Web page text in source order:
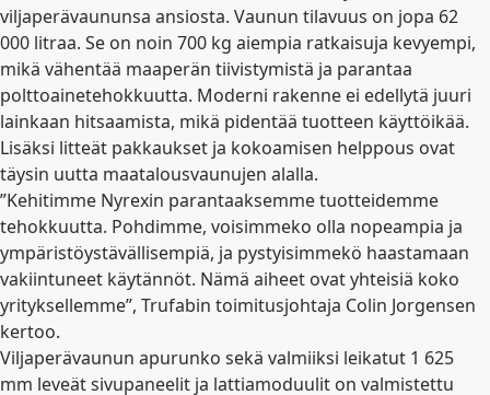
viljaperävaununsa ansiosta. Vaunun tilavuus on jopa 62
000 litraa. Se on noin 700 kg aiempia ratkaisuja kevyempi,
mikä vähentää maaperän tiivistymistä ja parantaa
polttoainetehokkuutta. Moderni rakenne ei edellytä juuri
lainkaan hitsaamista, mikä pidentää tuotteen käyttöikää.
Lisäksi litteät pakkaukset ja kokoamisen helppous ovat
täysin uutta maatalousvaunujen alalla.
”Kehitimme Nyrexin parantaaksemme tuotteidemme
tehokkuutta. Pohdimme, voisimmeko olla nopeampia ja
ympäristöystävällisempiä, ja pystyisimmekö haastamaan
vakiintuneet käytännöt. Nämä aiheet ovat yhteisiä koko
yrityksellemme”, Trufabin toimitusjohtaja Colin Jorgensen
kertoo.
Viljaperävaunun apurunko sekä valmiiksi leikatut 1 625
mm leveät sivupaneelit ja lattiamoduulit on valmistettu